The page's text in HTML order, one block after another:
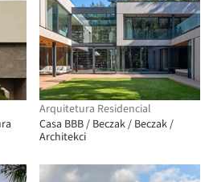
Arquitetura Residencial
Casa BBB / Beczak / Beczak /
Architekci